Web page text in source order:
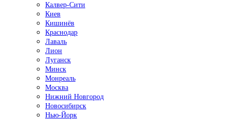
Калвер-Сити
Киев
Кишинёв
Краснодар
Лаваль
Лион
Луганск
Минск
Монреаль
Москва
Нижний Новгород
Новосибирск
Нью-Йорк